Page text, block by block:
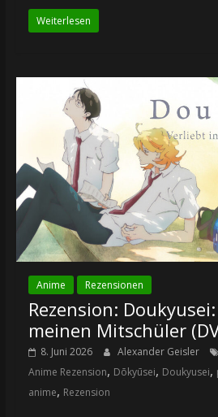
Weiterlesen
Anime Rezensionen
Rezension:
meinen Mitschüler
8. Juni 2026 Alexander Geisler
Anime Rezension, Dōkyūsei, Doukyusei,
anime, Rezension